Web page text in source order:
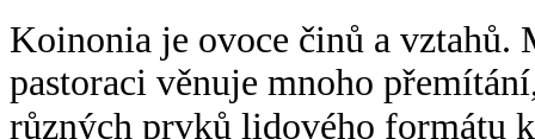
Koinonia je ovoce činů a vztahů.
pastoraci věnuje mnoho
různých prvků lidového formátu